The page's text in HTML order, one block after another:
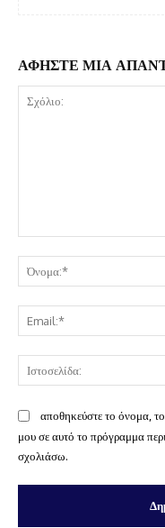
ΑΦΗΣΤΕ ΜΙΑ
αποθηκεύστε το όνομα,
μου σε αυτό το πρόγραμμα
σχολιάσω.